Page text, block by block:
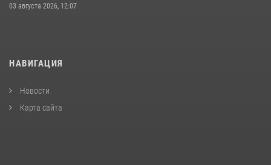
03 августа 2026, 12:07
НАВИГАЦИЯ
Новости
Карта сайта